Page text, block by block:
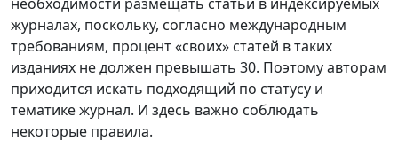
журналах, поскольку, согласно международным
требованиям, процент «своих» статей в таких
изданиях не должен превышать 30. Поэтому авторам
приходится искать подходящий по статусу и
тематике журнал. И здесь важно соблюдать
некоторые правила.